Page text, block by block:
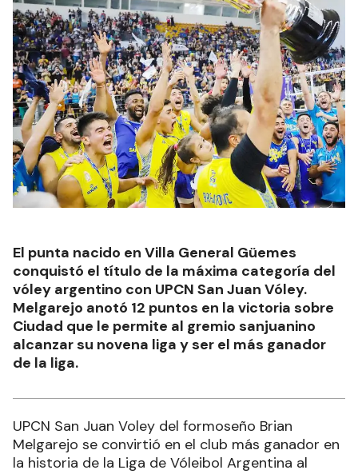
El punta nacido en Villa General Güemes
conquistó el título de la máxima categoría del
vóley argentino con UPCN San Juan Vóley.
Melgarejo anotó 12 puntos en la victoria sobre
Ciudad que le permite al gremio sanjuanino
alcanzar su novena liga y ser el más ganador
de la liga.
UPCN San Juan Voley del formoseño Brian
Melgarejo se convirtió en el club más ganador en
la historia de la Liga de Vóleibol Argentina al